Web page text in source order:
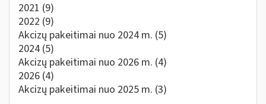
2021 (9)
2022 (9)
Akcizų pakeitimai nuo 2024 m. (5)
2024 (5)
Akcizų pakeitimai nuo 2026 m. (4)
2026 (4)
Akcizų pakeitimai nuo 2025 m. (3)